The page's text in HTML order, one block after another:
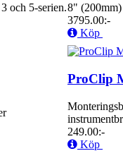
och 5-serien.8"
3795.00:-
Köp
ProClip
249.00:-
Köp